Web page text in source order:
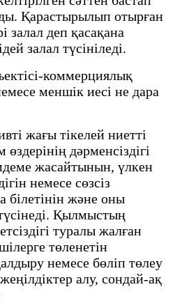
Қарастырылып отырған
залал деп қасақана
залал түсініледі.
коммерциялық
меншік иесі не дара
жағы тікелей ниетті
өздерінің дәрменсіздігі
жасайтынын, үлкен
немесе сөзсіз
білетінін және оны
Қылмыстың
туралы жалған
төленетін
немесе бөліп төлеу
алу, сондай-ақ